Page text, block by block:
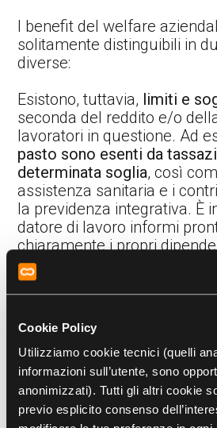
Cookie Policy
Utilizziamo cookie tecnici (quelli
informazioni sull’utente, sono
anonimizzati). Tutti gli altri cookie
previo esplicito consenso
I benefit del welfare
solitamente distinguibili in
diverse:
Esistono, tuttavia, limiti e
seconda del reddito e/o
lavoratori in questione. Ad
pasto sono esenti da
determinata soglia, così
assistenza sanitaria e i
la previdenza integrativa. È
datore di lavoro informi
chiaramente i propri
specifiche agevolazioni di
usufruire.
Vantaggi fiscali e
Il TUIR (Testo Unico delle
Redditi), in particolare l’
la definizione e quali siano i